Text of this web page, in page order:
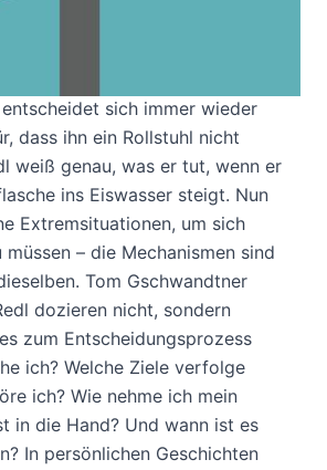
und Christian Redl, seit
und mehrfacher
sich immer wieder
dass ihn ein Rollstuhl nicht
weiß genau, was er tut, wenn er
ins Eiswasser steigt. Nun
Extremsituationen, um sich
– die Mechanismen sind
Tom Gschwandtner
dozieren nicht, sondern
zum Entscheidungsprozess
ich? Welche Ziele verfolge
ich? Wie nehme ich mein
in die Hand? Und wann ist es
In persönlichen Geschichten